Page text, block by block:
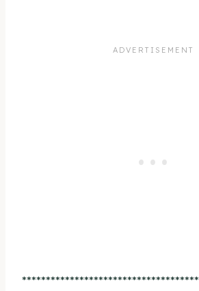
*************************************